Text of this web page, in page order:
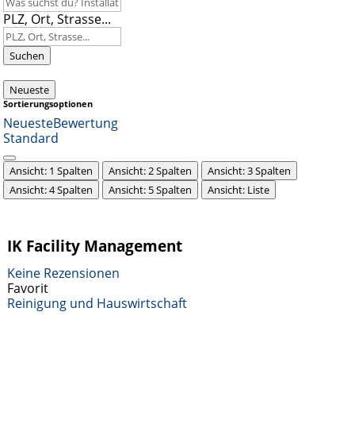
PLZ, Ort, Strasse...
Suchen
Neueste
Sortierungsoptionen
NeuesteBewertung
Standard
Ansicht: 1 Spalten Ansicht: 2 Spalten
Ansicht: 3 Spalten
Ansicht: 4 Spalten
Ansicht: 5 Spalten Ansicht: Liste
IK Facility Management
Keine Rezensionen
Favorit
Reinigung und Hauswirtschaft